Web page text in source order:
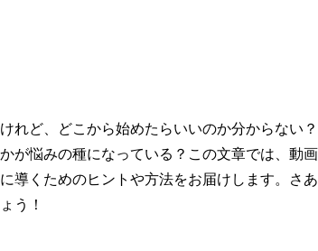
れど、どこから始めたらいいのか分からない
が悩みの種になっている？この文章では、動
導くためのヒントや方法をお届けします。さ
う！